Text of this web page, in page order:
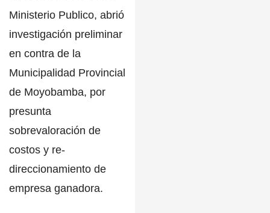
Ministerio Publico, abrió
investigación preliminar
en contra de la
Municipalidad Provincial
de Moyobamba, por
presunta
sobrevaloración de
costos y re-
direccionamiento de
empresa ganadora.